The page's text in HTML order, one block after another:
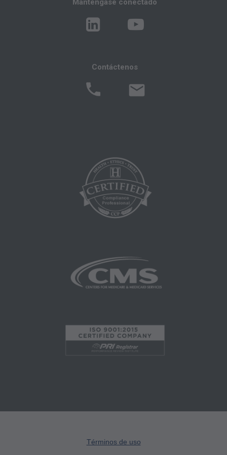
Manténgase conectado
Contáctenos
Términos de uso
interpretación de la información contenida o no
en este archivo/producto. Este acuerdo se dará
por terminado con un aviso si usted viola sus
Aviso Legal de CMS
usuarios finales no actúan en nombre o
representación de CMS. CMS NIEGA LA
RESPONSABILIDAD POR CUALQUIER
RESPONSABILIDAD ATRIBUIBLE AL
ERROR, OMISIÓN U OTRAS
INEXACTITUDES EN LA INFORMACIÓN O
incidentales o consecuentes que surjan del uso
de tal información o material.
y/o documentación de software comercial,